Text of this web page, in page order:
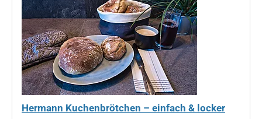
Hermann Kuchenbrötchen – einfach & locker